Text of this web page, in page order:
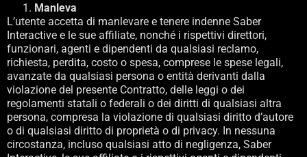
Manleva
L’utente accetta di manlevare e tenere indenne Saber
Interactive e le sue affiliate, nonché i rispettivi direttori,
funzionari, agenti e dipendenti da qualsiasi reclamo,
richiesta, perdita, costo o spesa, comprese le spese legali,
avanzate da qualsiasi persona o entità derivanti dalla
violazione del presente Contratto, delle leggi o dei
regolamenti statali o federali o dei diritti di qualsiasi altra
persona, compresa la violazione di qualsiasi diritto d’autore
o di qualsiasi diritto di proprietà o di privacy. In nessuna
circostanza, incluso qualsiasi atto di negligenza, Saber